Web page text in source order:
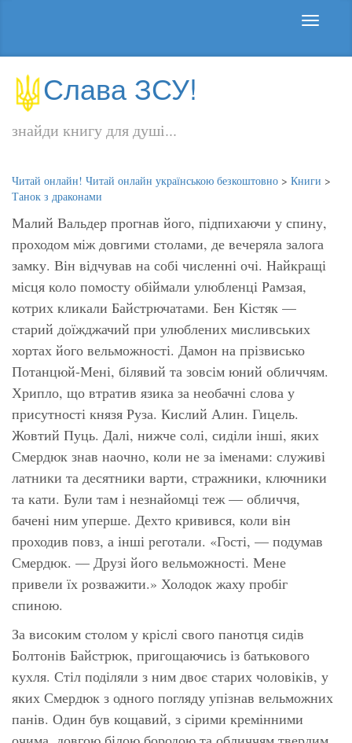
Слава ЗСУ!
знайди книгу для душі...
Читай онлайн! Читай онлайн українською безкоштовно > Книги >
Танок з драконами
Малий Вальдер прогнав його, підпихаючи у спину,
проходом між довгими столами, де вечеряла залога
замку. Він відчував на собі численні очі. Найкращі
місця коло помосту обіймали улюбленці Рамзая,
котрих кликали Байстрючатами. Бен Кістяк —
старий доїжджачий при улюблених мисливських
хортах його вельможності. Дамон на прізвисько
Потанцюй-Мені, білявий та зовсім юний обличчям.
Хрипло, що втратив язика за необачні слова у
присутності князя Руза. Кислий Алин. Гицель.
Жовтий Пуць. Далі, нижче солі, сиділи інші, яких
Смердюк знав наочно, коли не за іменами: служиві
латники та десятники варти, стражники, ключники
та кати. Були там і незнайомці теж — обличчя,
бачені ним уперше. Дехто кривився, коли він
проходив повз, а інші реготали. «Гості, — подумав
Смердюк. — Друзі його вельможності. Мене
привели їх розважити.» Холодок жаху пробіг
спиною.
За високим столом у кріслі свого панотця сидів
Болтонів Байстрюк, пригощаючись із батькового
кухля. Стіл поділяли з ним двоє старих чоловіків, у
яких Смердюк з одного погляду упізнав вельможних
панів. Один був кощавий, з сірими кремінними